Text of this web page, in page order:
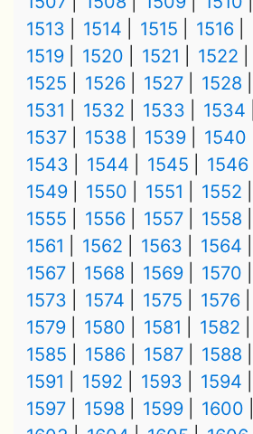
1513
1514 1515 1516
1519
1520 1521 1522
1525
1526 1527 1528
1531
1532 1533 1534
1537
1538 1539 1540
1543
1544 1545 1546
1549
1550 1551 1552
1555
1556 1557 1558
1561
1562 1563 1564
1567
1568 1569 1570
1573
1574 1575 1576
1579
1580 1581 1582
1585
1586 1587 1588
1591
1592 1593 1594
1597
1598 1599 1600